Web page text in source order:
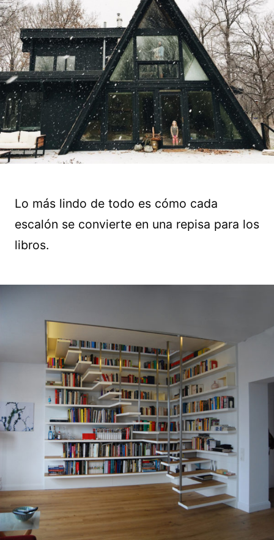
Lo más lindo de todo es cómo cada
escalón se convierte en una repisa para los
libros.